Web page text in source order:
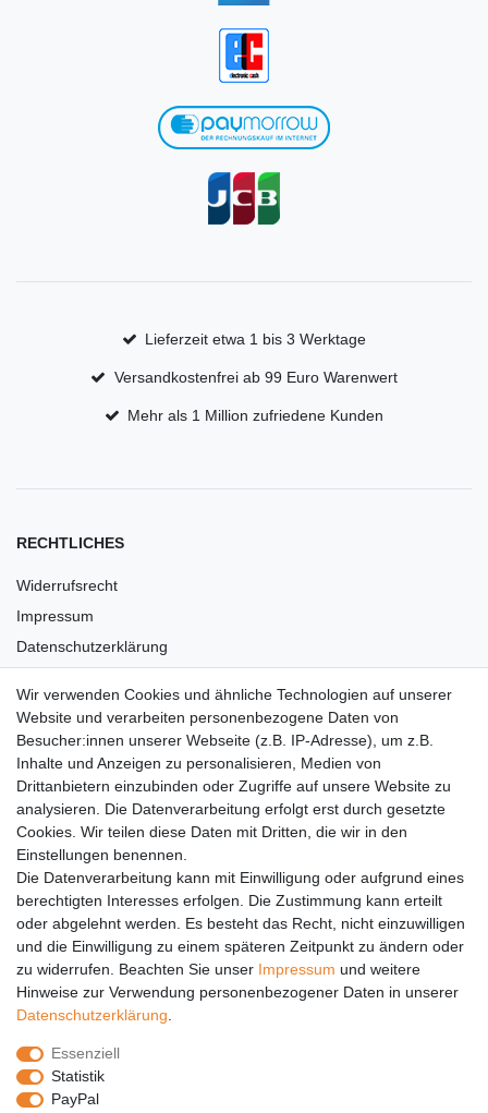
Lieferzeit etwa 1 bis 3 Werktage
Versandkostenfrei ab 99 Euro Warenwert
Mehr als 1 Million zufriedene Kunden
RECHTLICHES
Widerrufsrecht
Impressum
Datenschutzerklärung
Versandkosten
Barrierefreiheit
Anleitungen
Vertrag widerrufen
PARTNER
DHL
GLS
PaketPLUS
SPONSORING
Malchower SV 90
Malchower Wölfe
Wir verwenden Cookies und ähnliche Technologien auf unserer
Website und verarbeiten personenbezogene Daten von
Besucher:innen unserer Webseite (z.B. IP-Adresse), um z.B.
Inhalte und Anzeigen zu personalisieren, Medien von
Drittanbietern einzubinden oder Zugriffe auf unsere Website zu
analysieren. Die Datenverarbeitung erfolgt erst durch gesetzte
Cookies. Wir teilen diese Daten mit Dritten, die wir in den
Einstellungen benennen.
Die Datenverarbeitung kann mit Einwilligung oder aufgrund eines
berechtigten Interesses erfolgen. Die Zustimmung kann erteilt
oder abgelehnt werden. Es besteht das Recht, nicht einzuwilligen
und die Einwilligung zu einem späteren Zeitpunkt zu ändern oder
zu widerrufen. Beachten Sie unser Impressum und weitere
Hinweise zur Verwendung personenbezogener Daten in unserer
Daten­schutz­erklärung
Essenziell
Statistik
PayPal